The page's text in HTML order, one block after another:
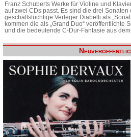
Franz Schuberts Werke für Violine und
auf zwei CDs passt. Es sind die drei
geschäftstüchtige Verleger Diabelli als
kommen die als „Grand Duo“ veröffentlichte
und die bedeutende C-Dur-Fantasie aus dem